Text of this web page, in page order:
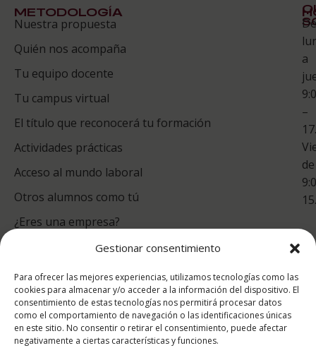
Gestionar consentimiento
Para ofrecer las mejores experiencias, utilizamos tecnologías como las
cookies para almacenar y/o acceder a la información del dispositivo. El
consentimiento de estas tecnologías nos permitirá procesar datos
como el comportamiento de navegación o las identificaciones únicas
en este sitio. No consentir o retirar el consentimiento, puede afectar
negativamente a ciertas características y funciones.
METODOLOGÍA
Nuestra propuesta
Quién nos acompaña
Tu equipo docente
Tu campus virtual
El título que reconocerá tu formación
Actividades prácticas
Acceso al mundo laboral
Otros alumnos como tú
¿Eres una empresa?
Te
De
a
–
de
puntuación para ESAH
9.4/10
basado en1331
Valoraciones soportado por
eKomi